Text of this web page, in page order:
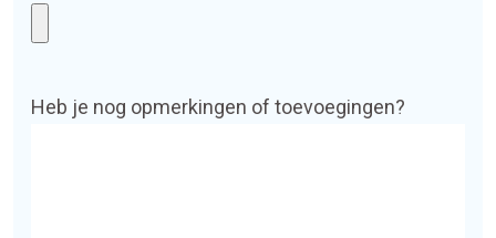
Heb je nog opmerkingen of toevoegingen?